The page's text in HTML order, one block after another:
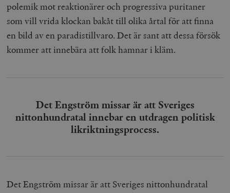
polemik mot reaktionärer och progressiva puritaner
som vill vrida klockan bakåt till olika årtal för att finna
en bild av en paradistillvaro. Det är sant att dessa försök
kommer att innebära att folk hamnar i kläm.
Det Engström missar är att Sveriges
nittonhundratal innebar en utdragen politisk
likriktningsprocess.
Det Engström missar är att Sveriges nittonhundratal